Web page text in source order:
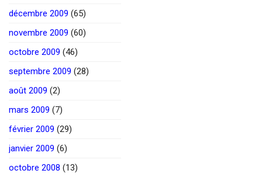
décembre 2009 (65)
novembre 2009 (60)
octobre 2009 (46)
septembre 2009 (28)
août 2009 (2)
mars 2009 (7)
février 2009 (29)
janvier 2009 (6)
octobre 2008 (13)